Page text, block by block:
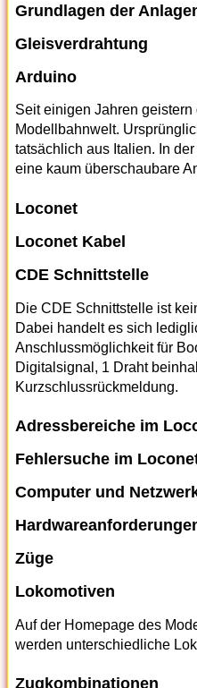
Grundlagen der
Gleisverdrahtung
Arduino
Seit einigen Jahren
Modellbahnwelt.
tatsächlich aus Italien. In
eine kaum überschaubare
Loconet
Loconet Kabel
CDE Schnittstelle
Die CDE Schnittstelle ist
Dabei handelt es sich
Anschlussmöglichkeit für
Digitalsignal, 1 Draht
Kurzschlussrückmeldung.
Adressbereiche im
Fehlersuche im
Computer und
Züge
Lokomotiven
Auf der Homepage des
werden unterschiedliche
Zugkombinationen